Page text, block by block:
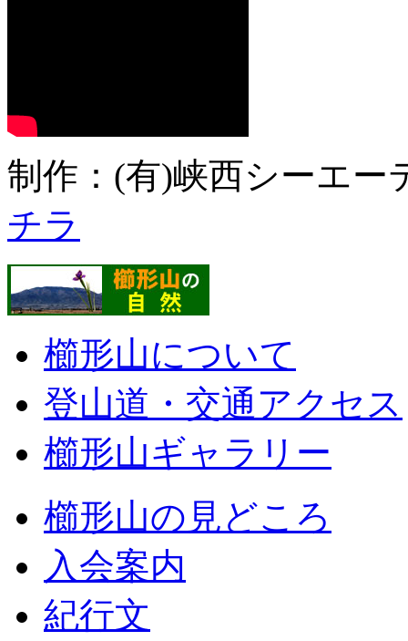
制作：(有)峡西シーエ
チラ
櫛形山について
登山道・交通アクセス
櫛形山ギャラリー
櫛形山の見どころ
入会案内
紀行文